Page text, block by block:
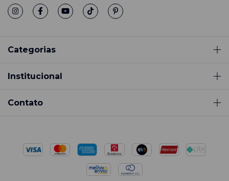
Categorias
Institucional
Contato